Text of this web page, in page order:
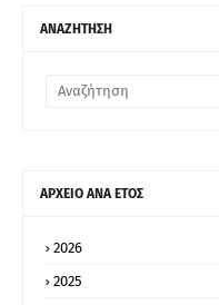
ΑΝΑΖΗΤΗΣΗ
ΑΡΧΕΙΟ ΑΝΑ ΕΤΟΣ
2026
2025